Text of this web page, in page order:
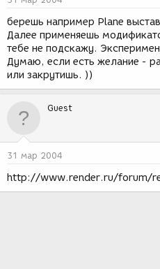
берешь например Plane
Далее применяешь
тебе не подскажу.
Думаю, если есть желание -
или закрутишь. ))
Guest
31 мар 2004
http://www.render.ru/forum/